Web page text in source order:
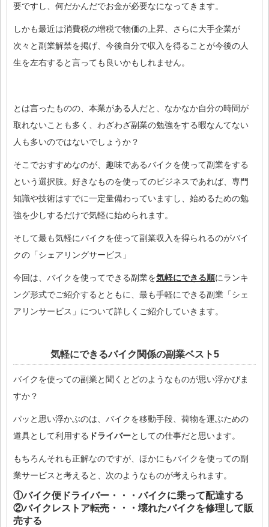
要ですし、何だかんだでお金が必要なになってきます。
しかも最近は消費税の増税で物価の上昇、さらに大手企業が
次々と副業解禁を掲げ、今後自分で収入を得ることが今後の人
生を左右すると言っても良いかもしれません。
とは言ったものの、本業がある人だと、なかなか自分の時間が
取れないことも多く、わざわざ副業の勉強をする暇なんてない
人も多いのではないでしょうか？
そこでおすすめなのが、趣味であるバイクを使って副業をする
という選択肢。好きなものを使ってのビジネスであれば、専門
知識や技術はすでに一定量備わっていますし、始めるための勉
強を少しするだけで気軽に始められます。
そして最も気軽にバイクを使って副業収入を得られるのがバイ
クの「シェアリングサービス」
今回は、バイクを使ってできる副業を気軽にできる順にランキ
ング形式でご紹介するとともに、最も手軽にできる副業「シェ
アリンサービス」について詳しくご紹介していきます。
気軽にできるバイク関係の副業ベスト5
バイクを使っての副業と聞くとどのようなものが思い浮かびま
すか？
パッと思い浮かぶのは、バイクを移動手段、荷物を運ぶための
道具として利用する ドライバーとしての仕事だと思います。
もちろんそれも正解なのですが、ほかにもバイクを使っての副
業サービスと考えると、次のようなものが考えられます。
①バイク便ドライバー・・・バイクに乗って配達する
②バイクレストア転売・・・壊れたバイクを修理して販
売する